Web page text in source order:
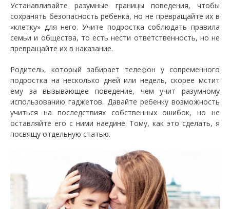
Устанавливайте разумные границы поведения, чтобы
сохранять безопасность ребенка, но не превращайте их в
«клетку» для него. Учите подростка соблюдать правила
семьи и общества, то есть нести ответственность, но не
превращайте их в наказание.
Родитель, который забирает телефон у современного
подростка на несколько дней или недель, скорее мстит
ему за вызывающее поведение, чем учит разумному
использованию гаджетов. Давайте ребенку возможность
учиться на последствиях собственных ошибок, но не
оставляйте его с ними наедине. Тому, как это сделать, я
посвящу отдельную статью.